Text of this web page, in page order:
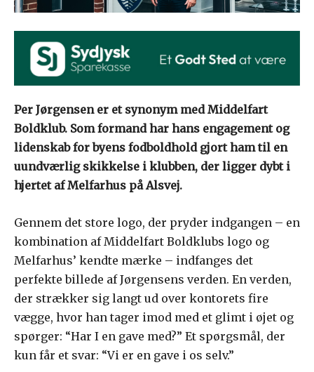
Per Jørgensen er et synonym med Middelfart
Boldklub. Som formand har hans engagement og
lidenskab for byens fodboldhold gjort ham til en
uundværlig skikkelse i klubben, der ligger dybt i
hjertet af Melfarhus på Alsvej.
Gennem det store logo, der pryder indgangen – en
kombination af Middelfart Boldklubs logo og
Melfarhus’ kendte mærke – indfanges det
perfekte billede af Jørgensens verden. En verden,
der strækker sig langt ud over kontorets fire
vægge, hvor han tager imod med et glimt i øjet og
spørger: “Har I en gave med?” Et spørgsmål, der
kun får et svar: “Vi er en gave i os selv.”